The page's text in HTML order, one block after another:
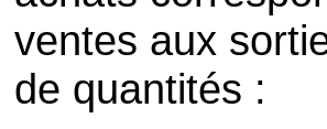
ventes aux
de quantités :